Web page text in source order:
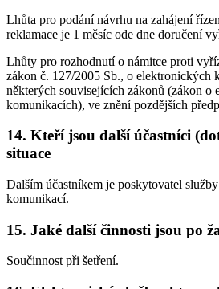
Lhůta pro podání návrhu na zahájení
reklamace je 1 měsíc ode dne doručení
Lhůty pro rozhodnutí o námitce proti
zákon č. 127/2005 Sb., o elektronických
některých souvisejících zákonů (zákon o
komunikacích), ve znění pozdějších
14. Kteří jsou další účastníci
situace
Dalším účastníkem je poskytovatel
komunikací.
15. Jaké další činnosti jsou po
Součinnost při šetření.